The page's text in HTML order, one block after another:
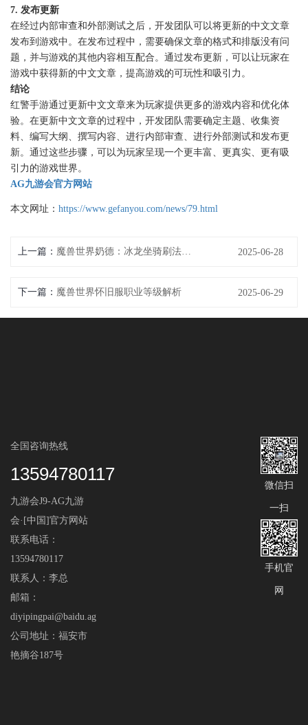
7. 发布更新
在经过内部审查和外部测试之后，开发团队可以将更新的中文文章
发布到游戏中。在发布过程中，需要确保文章的格式和排版没有问
题，并与游戏的其他内容相互配合。通过发布更新，可以让玩家在
游戏中获得新的中文文章，提高游戏的可玩性和吸引力。
结论
红警手游通过更新中文文章来为玩家提供更多的游戏内容和优化体
验。在更新中文文章的过程中，开发团队需要确定主题、收集资
料、编写大纲、撰写内容、进行内部审查、进行外部测试和发布更
新。通过这些步骤，可以为玩家呈现一个更丰富、更真实、更有吸
引力的游戏世界。
AG九游会官方网站
本文网址： https://www.gefanyou.com/news/79.html
上一篇： 2025-06-28
下一篇： 魔兽世界怀旧服职业等级解析 2025-06-29
全国咨询热线
13594780117
九游会J9-AG九游
会·[中国]官方网站
联系电话：
13594780117
联系人：李总
邮箱：
diyipingpai@baidu.ag
公司地址：福安市
艳摘谷187号
微信扫
一扫
手机官
网